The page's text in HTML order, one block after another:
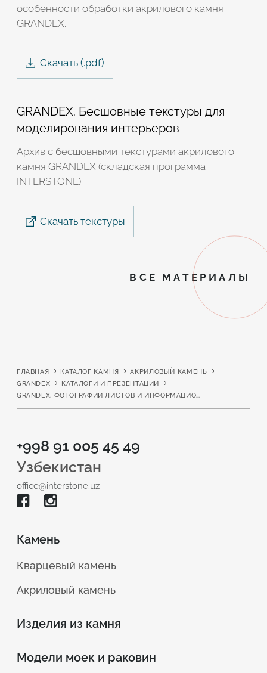
особенности обработки акрилового камня
GRANDEX.
Скачать (.pdf)
GRANDEX. Бесшовные текстуры для
моделирования интерьеров
Архив с бесшовными текстурами акрилового
камня GRANDEX (складская программа
INTERSTONE).
Скачать текстуры
ВСЕ МАТЕРИАЛЫ
ГЛАВНАЯ КАТАЛОГ КАМНЯ
АКРИЛОВЫЙ КАМЕНЬ
GRANDEX
КАТАЛОГИ И ПРЕЗЕНТАЦИИ
GRANDEX. ФОТОГРАФИИ ЛИСТОВ И ИНФОРМАЦИОННЫЕ МАТЕРИАЛЫ
+998 91 005 45 49
Узбекистан
office@interstone.uz
Камень
Кварцевый камень
Акриловый камень
Изделия из камня
Модели моек и раковин